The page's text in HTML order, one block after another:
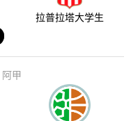
拉普拉塔大学生
阿甲